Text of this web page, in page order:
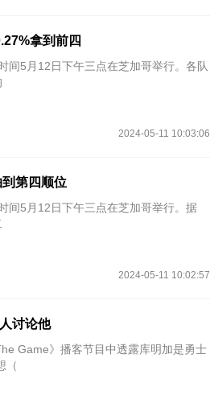
拿到前四
间5月12日下午三点在芝加哥举行。各队
2024-05-11 10:03:06
第四顺位
间5月12日下午三点在芝加哥举行。据
2024-05-11 10:02:57
讨论他
Game》播客节目中透露库明加是勇士
（